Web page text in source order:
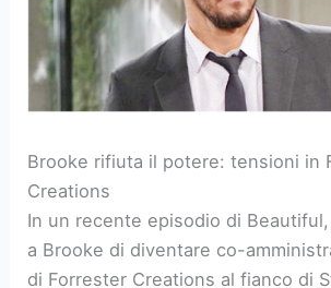
Brooke rifiuta il potere: tensioni in
Creations
In un recente episodio di
a Brooke di diventare co-
di Forrester Creations al fianco di